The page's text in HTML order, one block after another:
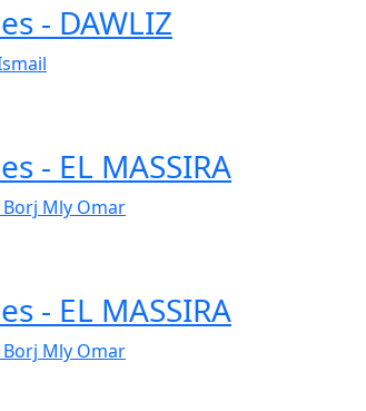
- DAWLIZ
- EL MASSIRA
Mly Omar
- EL MASSIRA
Mly Omar